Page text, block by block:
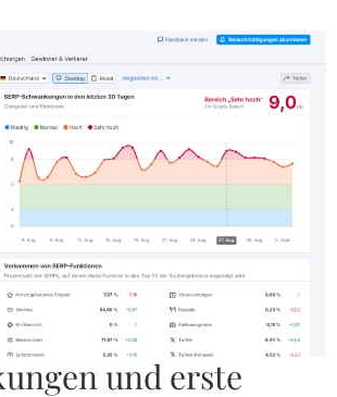
und erste